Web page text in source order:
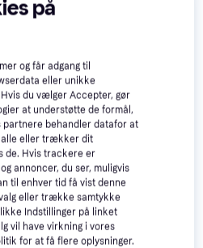
Thule Chariot Cross 2 Double
Søskendevogn, Justerbart
håndtag, Brun
på
og får adgang til
eller unikke
du vælger Accepter, gør
at understøtte de formål,
partnere behandler datafor at
alle eller trækker dit
de. Hvis trackere er
annoncer, du ser, muligvis
til enhver tid få vist denne
eller trække samtykke
Indstillinger på linket
vil have virkning i vores
for at få flere oplysninger.